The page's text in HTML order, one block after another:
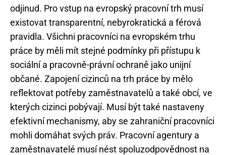
odjinud. Pro vstup na evropský pracovní trh musí
existovat transparentní, nebyrokratická a férová
pravidla. Všichni pracovníci na evropském trhu
práce by měli mít stejné podmínky při přístupu k
sociální a pracovně-právní ochraně jako unijní
občané. Zapojení cizinců na trh práce by mělo
reflektovat potřeby zaměstnavatelů a také obcí, ve
kterých cizinci pobývají. Musí být také nastaveny
efektivní mechanismy, aby se zahraniční pracovníci
mohli domáhat svých práv. Pracovní agentury a
zaměstnavatelé musí nést spoluzodpovědnost na